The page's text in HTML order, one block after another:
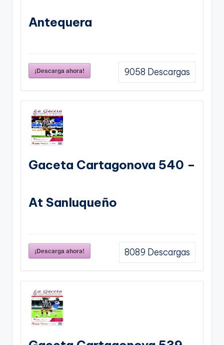
Antequera
¡Descarga ahora! 9058 Descargas
Gaceta Cartagonova 540 –
At Sanluqueño
¡Descarga ahora! 8089 Descargas